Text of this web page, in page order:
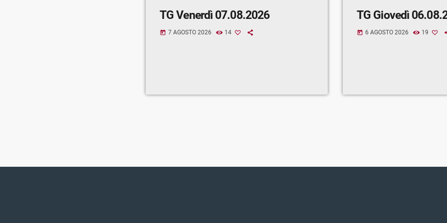
TG Venerdì 07.08.2026
today 7 AGOSTO 2026 14
TG Giovedì
today 6 AGOSTO 2026 19